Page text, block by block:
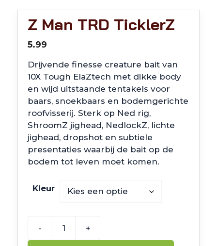
Z Man TRD TicklerZ
5.99
Drijvende finesse creature bait van
10X Tough ElaZtech met dikke body
en wijd uitstaande tentakels voor
baars, snoekbaars en bodemgerichte
roofvisserij. Sterk op Ned rig,
ShroomZ jighead, NedlockZ, lichte
jighead, dropshot en subtiele
presentaties waarbij de bait op de
bodem tot leven moet komen.
Kleur
- +